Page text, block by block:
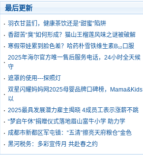
最后更新
羽衣甘蓝们，健康茶饮还是“甜蜜”陷阱
香甜苦“臭”如何形成？猫山王榴莲风味之谜被破解
寒假带娃累到脸色差？哈药朴雪铁维生素B₁₂口服
2025年海尔官方唯一售后服务电话，24小时全天候
守
遮罩的使用---探照灯
双星闪耀妈妈网2025母婴品牌口碑榜，Mama&Kids
以
2025最具发展潜力雇主揭晓 4成员工表示涨薪不跳
“梦启午休”捐赠仪式落地眉山富牛小学 助力学
成都市新都区军屯镇：“五清”擦亮天府粮仓“金色
黑河税务：多彩宣传月 共赴春之约